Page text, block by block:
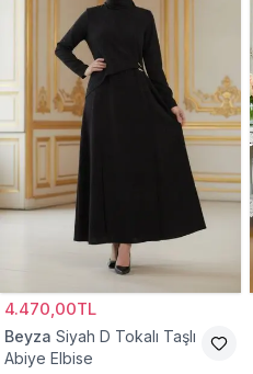
4.470,00TL
Beyza Siyah D Tokalı Taşlı
Abiye Elbise